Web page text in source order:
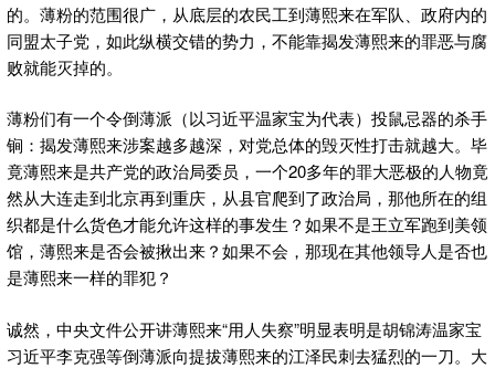
的。薄粉的范围很广，从底层的农民工到薄熙来在军队、政府内的
同盟太子党，如此纵横交错的势力，不能靠揭发薄熙来的罪恶与腐
败就能灭掉的。
薄粉们有一个令倒薄派（以习近平温家宝为代表）投鼠忌器的杀手
锏：揭发薄熙来涉案越多越深，对党总体的毁灭性打击就越大。毕
竟薄熙来是共产党的政治局委员，一个20多年的罪大恶极的人物竟
然从大连走到北京再到重庆，从县官爬到了政治局，那他所在的组
织都是什么货色才能允许这样的事发生？如果不是王立军跑到美领
馆，薄熙来是否会被揪出来？如果不会，那现在其他领导人是否也
是薄熙来一样的罪犯？
诚然，中央文件公开讲薄熙来“用人失察”明显表明是胡锦涛温家宝
习近平李克强等倒薄派向提拔薄熙来的江泽民刺去猛烈的一刀。大